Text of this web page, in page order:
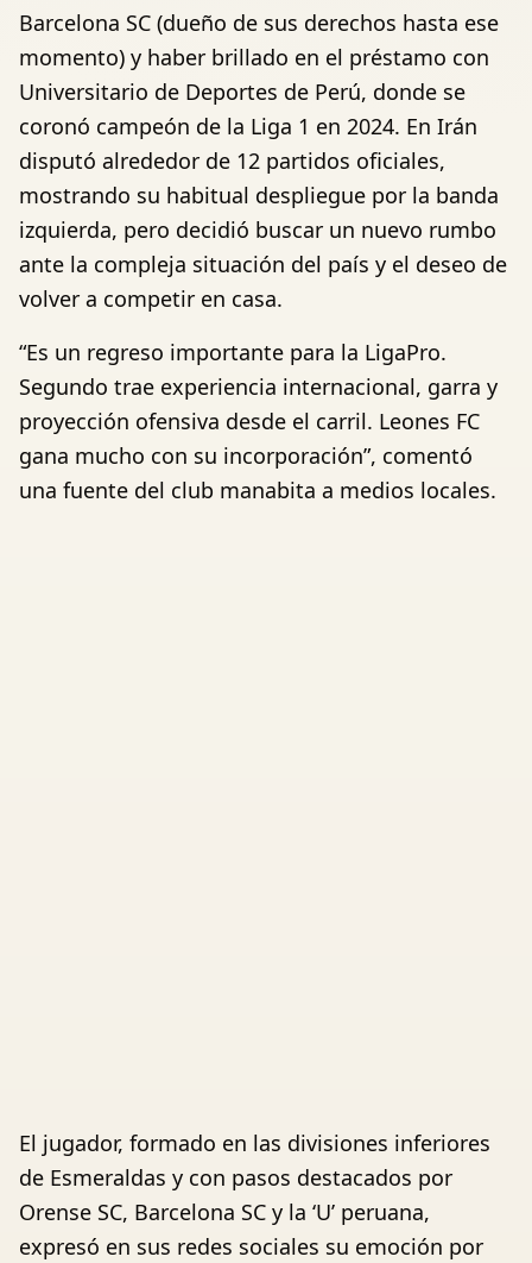
Barcelona SC (dueño de sus derechos hasta ese
momento) y haber brillado en el préstamo con
Universitario de Deportes de Perú, donde se
coronó campeón de la Liga 1 en 2024. En Irán
disputó alrededor de 12 partidos oficiales,
mostrando su habitual despliegue por la banda
izquierda, pero decidió buscar un nuevo rumbo
ante la compleja situación del país y el deseo de
volver a competir en casa.
“Es un regreso importante para la LigaPro.
Segundo trae experiencia internacional, garra y
proyección ofensiva desde el carril. Leones FC
gana mucho con su incorporación”, comentó
una fuente del club manabita a medios locales.
El jugador, formado en las divisiones inferiores
de Esmeraldas y con pasos destacados por
Orense SC, Barcelona SC y la ‘U’ peruana,
expresó en sus redes sociales su emoción por